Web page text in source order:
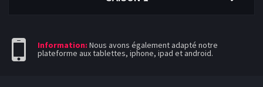
Information: Nous avons également adapté notre
plateforme aux tablettes, iphone, ipad et android.